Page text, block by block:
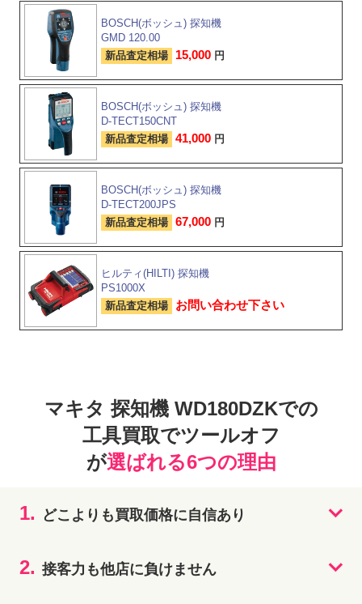
BOSCH(ボッシュ) 探知機
GMD 120.00
新品査定相場 15,000 円
BOSCH(ボッシュ) 探知機
D-TECT150CNT
新品査定相場 41,000 円
BOSCH(ボッシュ) 探知機
D-TECT200JPS
新品査定相場 67,000 円
ヒルティ(HILTI) 探知機
PS1000X
新品査定相場 お問い合わせ下さい
マキタ 探知機 WD180DZKでの
工具買取でツールオフ
が選ばれる6つの理由
1. どこよりも買取価格に自信あり
2. 接客力も他店に負けません